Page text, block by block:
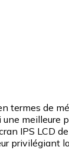
de
IPS LCD
privilégiant